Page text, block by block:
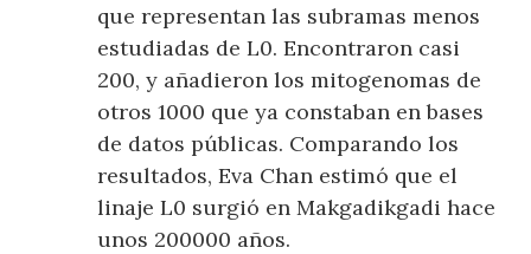
que representan las subramas menos
estudiadas de L0. Encontraron casi
200, y añadieron los mitogenomas de
otros 1000 que ya constaban en bases
de datos públicas. Comparando los
resultados, Eva Chan estimó que el
linaje L0 surgió en Makgadikgadi hace
unos 200000 años.